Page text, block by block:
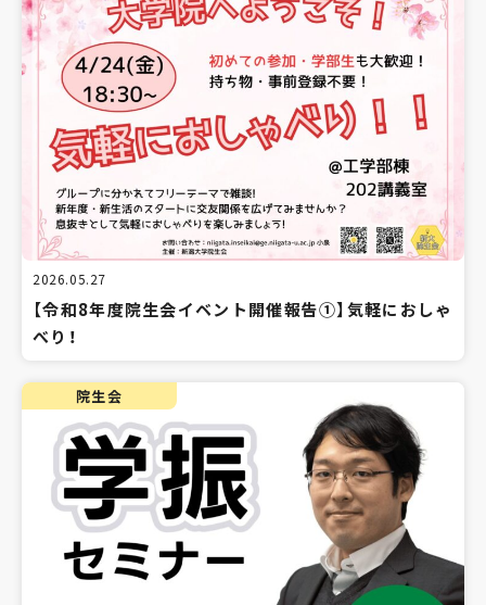
2026.05.27
【令和8年度院生会イベント開催報告①】気軽におしゃ
べり！
院生会